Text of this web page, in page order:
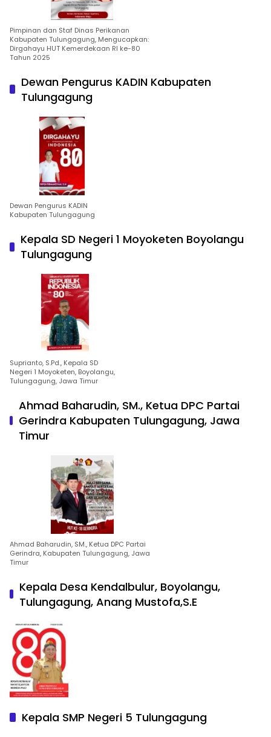
Pimpinan dan Staf Dinas Perikanan
Kabupaten Tulungagung, Mengucapkan:
Dirgahayu HUT Kemerdekaan RI ke-80
Tahun 2025
Dewan Pengurus KADIN Kabupaten
Tulungagung
Dewan Pengurus KADIN
Kabupaten Tulungagung
Kepala SD Negeri 1 Moyoketen Boyolangu
Tulungagung
Suprianto, S.Pd., Kepala SD
Negeri 1 Moyoketen, Boyolangu,
Tulungagung, Jawa Timur
Ahmad Baharudin, SM., Ketua DPC Partai
Gerindra Kabupaten Tulungagung, Jawa
Timur
Ahmad Baharudin, SM., Ketua DPC Partai
Gerindra, Kabupaten Tulungagung, Jawa
Timur
Kepala Desa Kendalbulur, Boyolangu,
Tulungagung, Anang Mustofa,S.E
Kepala SMP Negeri 5 Tulungagung